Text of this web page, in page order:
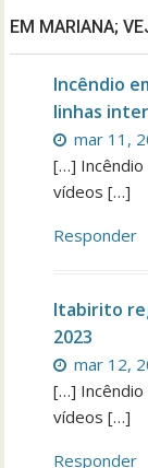
EM MARIANA;
Incêndio
linhas
mar 11,
[…] Incêndio
vídeos […]
Responder
Itabirito
2023
mar 12,
[…] Incêndio
vídeos […]
Responder